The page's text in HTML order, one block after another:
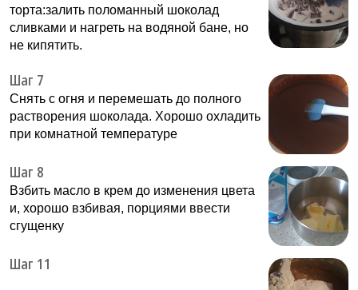
торта:залить поломанный шоколад
сливками и нагреть на водяной бане, но
не кипятить.
Шаг 7
Снять с огня и перемешать до полного
растворения шоколада. Хорошо охладить
при комнатной температуре
Шаг 8
Взбить масло в крем до изменения цвета
и, хорошо взбивая, порциями ввести
сгущенку
Шаг 11